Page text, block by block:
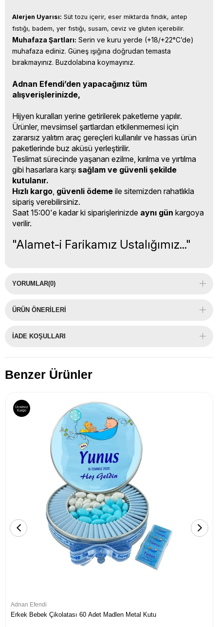
Alerjen Uyarısı: Süt tozu içerir, eser miktarda fındık, antep
fıstığı, badem, yer fıstığı, susam, ceviz ve gluten içerebilir.
Muhafaza Şartları: Serin ve kuru yerde (+18/+22°C’de)
muhafaza ediniz. Güneş ışığına doğrudan temasta
bırakmayınız. Buzdolabına koymayınız.
Adnan Efendi’den yapacağınız tüm
alışverişlerinizde,
Hijyen kuralları yerine getirilerek paketleme yapılır.
Ürünler, mevsimsel şartlardan etkilenmemesi için
zararsız yalıtım araç gereçleri kullanılır ve hassas ürün
paketlerinde buz aküsü yerleştirilir.
Teslimat sürecinde yaşanan ezilme, kırılma ve yırtılma
gibi hasarlara karşı sağlam ve güvenli şekilde
kutulanır.
Hızlı kargo, güvenli ödeme ile sitemizden rahatlıkla
sipariş verebilirsiniz.
Saat 15:00'e kadar ki siparişlerinizde aynı gün kargoya
verilir.
"Alamet-i Farikamız Ustalığımız..."
YORUMLAR(0)
ÜRÜN ÖNERILERI
İADE KOŞULLARI
Benzer Ürünler
Adnan Efendi
Erkek Bebek Çikolatası 60 Adet Madlen Metal Kutu
Ücretsiz
Kargo